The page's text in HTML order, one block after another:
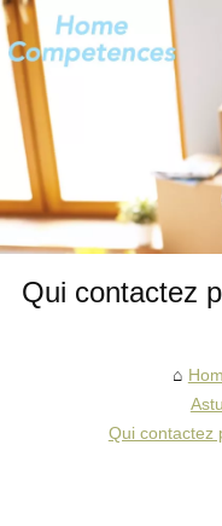
Qui contactez
Qui contactez